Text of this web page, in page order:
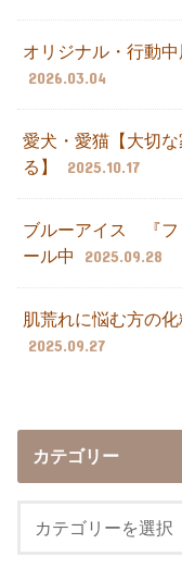
オリジナル・行動
2026.03.04
愛犬・愛猫【大切な
る】
2025.10.17
ブルーアイス 『
ール中
2025.09.28
肌荒れに悩む方の
2025.09.27
カテゴリー